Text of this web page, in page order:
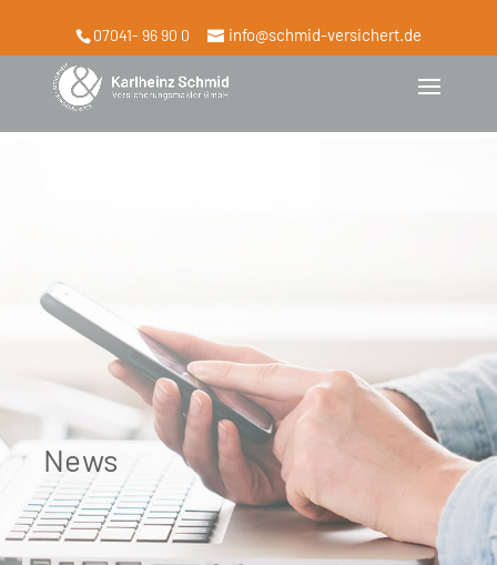
07041- 96 90 0 info@schmid-versichert.de
News